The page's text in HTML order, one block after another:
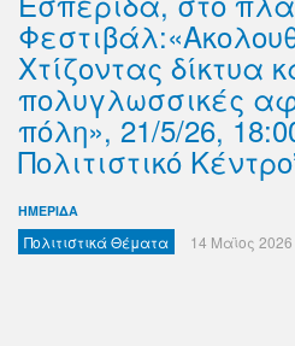
Χτίζοντας δίκτυα
πολυγλωσσικές
πόλη», 21/5/26,
Πολιτιστικό
ΗΜΕΡΙΔΑ
Πολιτιστικά Θέματα 14 Μαϊος 2026